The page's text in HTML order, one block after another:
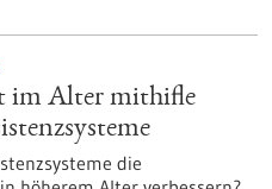
im Alter mithifle
die